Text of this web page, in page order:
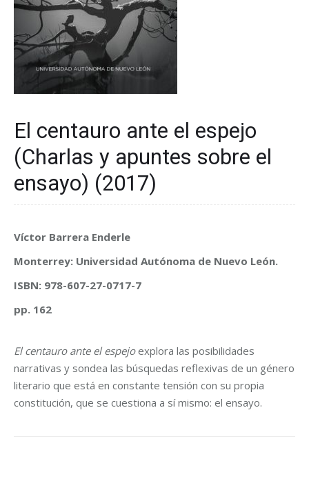
El centauro ante el espejo
(Charlas y apuntes sobre el
ensayo) (2017)
Víctor Barrera Enderle
Monterrey: Universidad Autónoma de Nuevo León.
ISBN: 978-607-27-0717-7
pp. 162
El centauro ante el espejoexplora las posibilidades
narrativas y sondea las búsquedas reflexivas de un género
literario que está en constante tensión con su propia
constitución, que se cuestiona a sí mismo: el ensayo.